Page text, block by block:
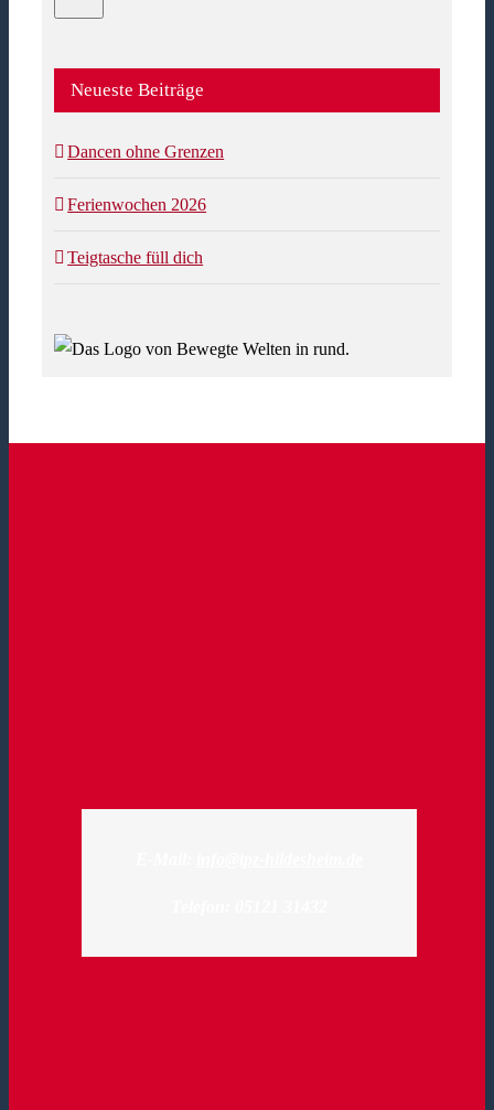
Neueste Beiträge
Dancen ohne Grenzen
Ferienwochen 2026
Teigtasche füll dich